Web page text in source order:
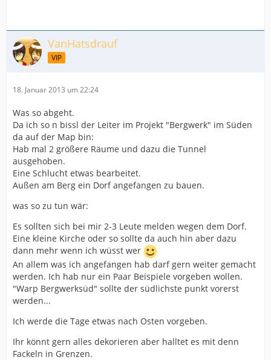
VanHatsdrauf
VIP
18. Januar 2013 um 22:24
Was so abgeht.
Da ich so n bissl der Leiter im Projekt "Bergwerk" im Süden
da auf der Map bin:
Hab mal 2 größere Räume und dazu die Tunnel
ausgehoben.
Eine Schlucht etwas bearbeitet.
Außen am Berg ein Dorf angefangen zu bauen.
was so zu tun wär:
Es sollten sich bei mir 2-3 Leute melden wegen dem Dorf.
Eine kleine Kirche oder so sollte da auch hin aber dazu
dann mehr wenn ich wüsst wer
An allem was ich angefangen hab darf gern weiter gemacht
werden. Ich hab nur ein Paar Beispiele vorgeben wollen.
"Warp Bergwerksüd" sollte der südlichste punkt vorerst
werden...
Ich werde die Tage etwas nach Osten vorgeben.
Ihr könnt gern alles dekorieren aber halltet es mit denn
Fackeln in Grenzen.